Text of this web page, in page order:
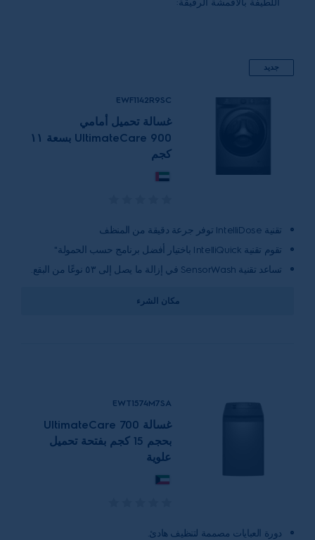
جديد
EWF1142R9SC
غسالة تحميل أمامي
UltimateCare 900 بسعة ١١
كجم
تقنية IntelliDose توفر جرعة دقيقة من المنظف
تقوم تقنية IntelliQuick باختيار أفضل برنامج حسب الحمولة"
تساعد تقنية SensorWash في إزالة ما يصل إلى ٥٣ نوعًا من البقع.
مكان الشرء
EWT1574M7SA
غسالة UltimateCare 700
بحجم 15 كجم بفتحة تحميل
علوية
دورة العبايات مصممة لتنظيف هادئ.